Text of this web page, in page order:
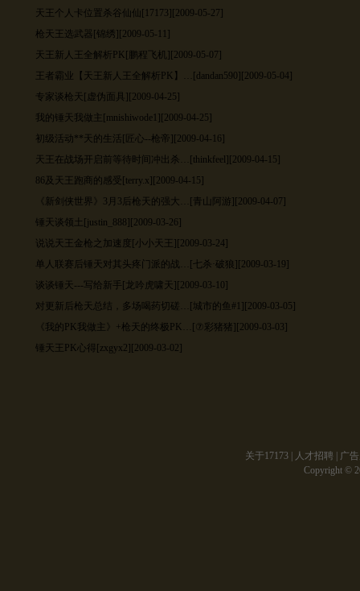
天王个人卡位置杀谷仙仙 [17173][2009-05-27]
枪天王选武器 [锦绣][2009-05-11]
天王新人王全解析PK [鹏程飞机][2009-05-07]
王者霸业【天王新人王全解析PK】…
[dandan590][2009-05-04]
专家谈枪天 [虚伪面具][2009-04-25]
我的锤天我做主 [mnishiwode1][2009-04-25]
初级活动**天的生活 [匠心--枪帝][2009-04-16]
天王在战场开启前等待时间冲出杀…
[thinkfeel][2009-04-15]
86及天王跑商的感受 [terry.x][2009-04-15]
《新剑侠世界》3月3后枪天的强大…
[青山阿游][2009-04-07]
锤天谈领土 [justin_888][2009-03-26]
说说天王金枪之加速度 [小小天王][2009-03-24]
单人联赛后锤天对其头疼门派的战…
[七杀·破狼][2009-03-19]
谈谈锤天---写给新手 [龙吟虎啸天][2009-03-10]
对更新后枪天总结，多场喝药切磋…
[城市的鱼#1][2009-03-05]
《我的PK我做主》+枪天的终极PK…
[⑦彩猪猪][2009-03-03]
锤天王PK心得 [zxgyx2][2009-03-02]
关于17173 人才招聘
广
Copyright ©